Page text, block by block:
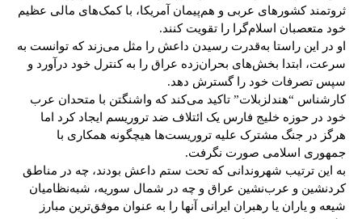
ثروتمند کشورهای عربی و هم‌پیمان آمریکا، با کمک‌های مالی عظیم
خود متعصبان اسلام‌گرا را تقویت کنند.
او در این راستا به‌قدرت رسیدن داعش را مثل می‌زند که توانست به
سرعت، ابتدا بخش‌های بحران‌زده عراق را به کنترل خود درآورد و
سپس تصرفات خود را گسترش دهد.
کارشناس “هندلزبلات” تاکید می‌کند که واشنگتن با متحدان عرب
خود در حوزه خلیج فارس یک ائتلاف ضد تروریسم ایجاد کرد اما
هرگز در جنگ مشترک علیه تروریست‌ها هیچگونه همکاری با
جمهوری اسلامی صورت نگرفت.
به این ترتیب شهروندانی که تحت ستم داعش بودند، چه در مناطق
کردنشین و عرب‌نشین عراق و چه در شمال سوریه، شبه‌نظامیان
شیعه و یاران یا رهبران ایرانی آنها را به عنوان موفق‌ترین مبارز